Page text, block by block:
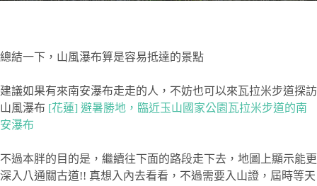
總結一下，山風瀑布算是容易抵達的景點
建議如果有來南安瀑布走走的人，不妨也可以來瓦拉米步道探訪
山風瀑布 [花蓮] 避暑勝地，臨近玉山國家公園瓦拉米步道的南
安瀑布
不過本胖的目的是，繼續往下面的路段走下去，地圖上顯示能更
深入八通關古道!! 真想入內去看看，不過需要入山證，屆時等天